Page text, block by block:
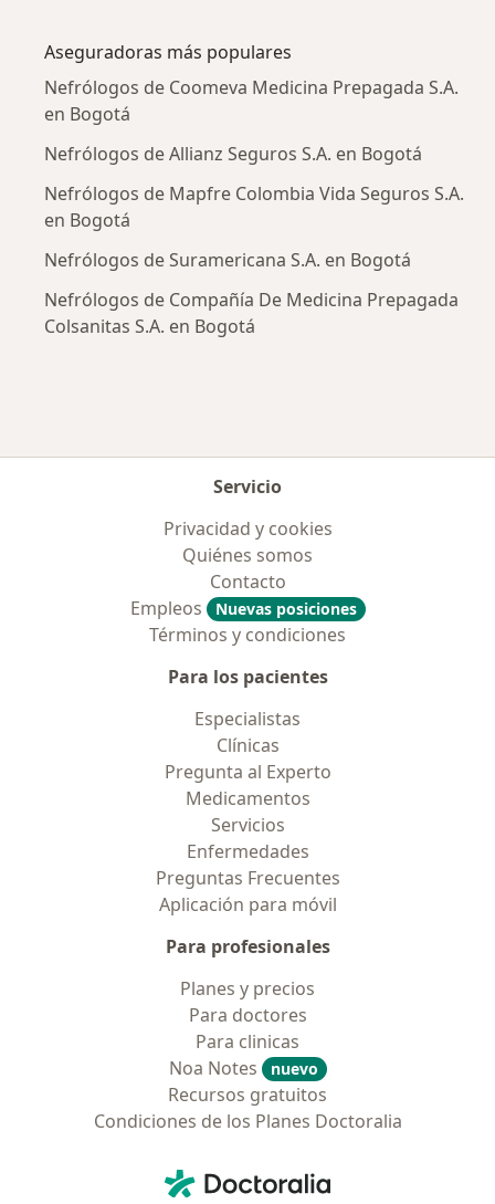
Aseguradoras más populares
Nefrólogos de Coomeva Medicina Prepagada S.A.
en Bogotá
Nefrólogos de Allianz Seguros S.A. en Bogotá
Nefrólogos de Mapfre Colombia Vida Seguros S.A.
en Bogotá
Nefrólogos de Suramericana S.A. en Bogotá
Nefrólogos de Compañía De Medicina Prepagada
Colsanitas S.A. en Bogotá
Servicio
Privacidad y cookies
Quiénes somos
Contacto
Empleos
Nuevas posiciones
Términos y condiciones
Para los pacientes
Especialistas
Clínicas
Pregunta al Experto
Medicamentos
Servicios
Enfermedades
Preguntas Frecuentes
Aplicación para móvil
Para profesionales
Planes y precios
Para doctores
Para clinicas
Noa Notes
nuevo
Recursos gratuitos
Condiciones de los Planes Doctoralia
Doctoralia - Página de inicio